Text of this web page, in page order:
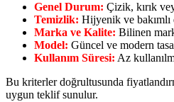
Genel Durum: Çizik, kırık
Temizlik: Hijyenik ve bakımlı
Marka ve Kalite: Bilinen
Model: Güncel ve modern
Kullanım Süresi: Az
Bu kriterler doğrultusunda
uygun teklif sunulur.